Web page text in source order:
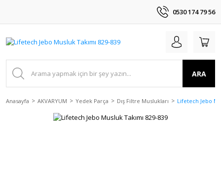
0530 174 79 56
ARA
Anasayfa AKVARYUM Yedek Parça Dış Filtre Muslukları Lifetech Jebo